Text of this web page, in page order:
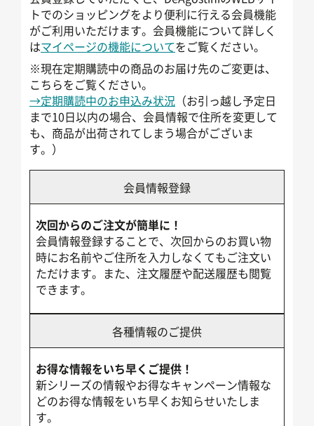
トでのショッピングをより便利に行える会員機能
がご利用いただけます。会員機能について詳しく
はマイページの機能についてをご覧ください。
※現在定期購読中の商品のお届け先のご変更は、
こちらをご覧ください。
→定期購読中のお申込み状況 （お引っ越し予定日
まで10日以内の場合、会員情報で住所を変更して
も、商品が出荷されてしまう場合がございま
す。）
会員情報登録
次回からのご注文が簡単に！
会員情報登録することで、次回からのお買い物
時にお名前やご住所を入力しなくてもご注文い
ただけます。また、注文履歴や配送履歴も閲覧
できます。
各種情報のご提供
お得な情報をいち早くご提供！
新シリーズの情報やお得なキャンペーン情報な
どのお得な情報をいち早くお知らせいたしま
す。